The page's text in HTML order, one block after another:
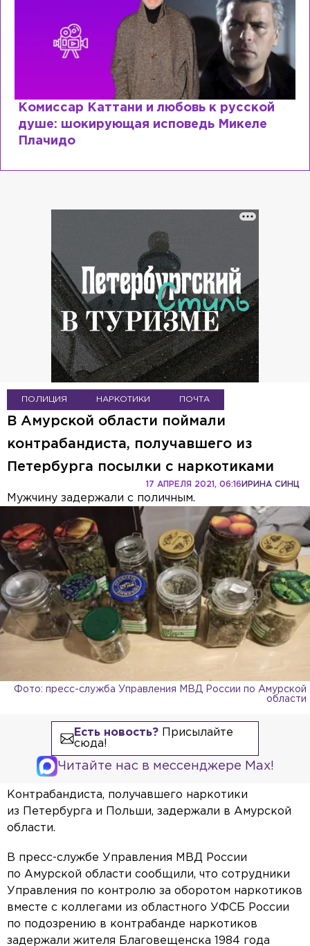
Комиссар Каттани и любовь к русской
душе: шокирующая исповедь Микеле
Плачидо
ПОЛИЦИЯ НАРКОТИКИ ПОЧТА
В Амурской области поймали
контрабандиста, получавшего из
Петербурга посылки с наркотиками
ИРИНА СИНЦ
17 АПРЕЛЯ 2021, 06:16
Мужчину задержали с поличным.
Фото: пресс-служба Управления МВД России по Амурской
области
Есть новость?Присылайте
сюда!
Читайте нас в мессенджере Max!
Контрабандиста, получавшего наркотики
из Петербурга и Польши, задержали в Амурской
области.
В пресс-службе Управления МВД России
по Амурской области сообщили, что сотрудники
Управления по контролю за оборотом наркотиков
вместе с коллегами из областного УФСБ России
по подозрению в контрабанде наркотиков
задержали жителя Благовещенска 1984 года